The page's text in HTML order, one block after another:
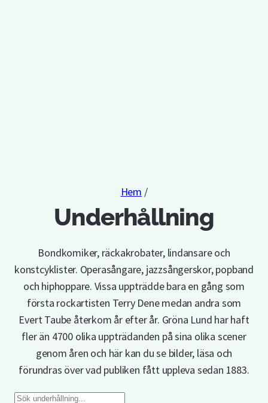
Hem /
Underhållning
Bondkomiker, räckakrobater, lindansare och
konstcyklister. Operasångare, jazzsångerskor, popband
och hiphoppare. Vissa uppträdde bara en gång som
första rockartisten Terry Dene medan andra som
Evert Taube återkom år efter år. Gröna Lund har haft
fler än 4700 olika uppträdanden på sina olika scener
genom åren och här kan du se bilder, läsa och
förundras över vad publiken fått uppleva sedan 1883.
Sök